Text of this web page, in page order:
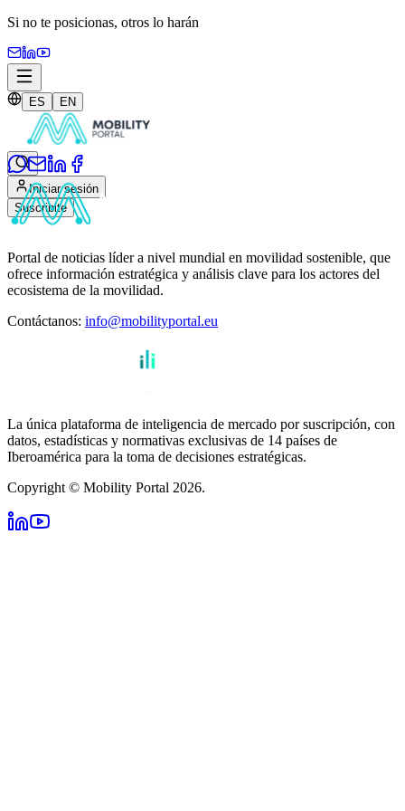
Si no te posicionas, otros lo harán
ES EN
Iniciar sesión
Suscribite
Portal de noticias líder a nivel mundial en movilidad sostenible, que
ofrece información estratégica y análisis clave para los actores del
ecosistema de la movilidad.
Contáctanos: info@mobilityportal.eu
La única plataforma de inteligencia de mercado por suscripción, con
datos, estadísticas y normativas exclusivas de 14 países de
Iberoamérica para la toma de decisiones estratégicas.
Copyright © Mobility Portal 2026.